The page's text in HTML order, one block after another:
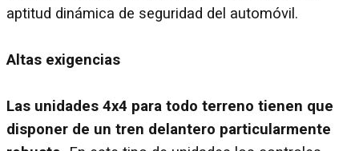
aptitud dinámica de seguridad del automóvil.
Altas exigencias
Las unidades 4x4 para todo terreno tienen que
disponer de un tren delantero particularmente